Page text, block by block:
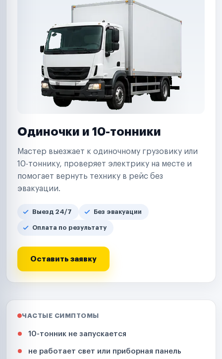
Одиночки и 10-тонники
Мастер выезжает к одиночному грузовику или
10-тоннику, проверяет электрику на месте и
помогает вернуть технику в рейс без
эвакуации.
Выезд 24/7 Без эвакуации
Оплата по результату
Оставить заявку
ЧАСТЫЕ СИМПТОМЫ
10-тонник не запускается
не работает свет или приборная панель